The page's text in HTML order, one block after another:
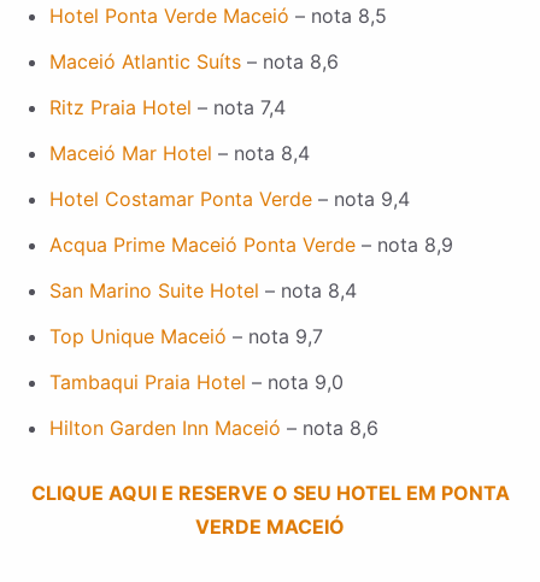
Hotel Ponta Verde Maceió – nota 8,5
Maceió Atlantic Suíts – nota 8,6
Ritz Praia Hotel – nota 7,4
Maceió Mar Hotel – nota 8,4
Hotel Costamar Ponta Verde – nota 9,4
Acqua Prime Maceió Ponta Verde – nota 8,9
San Marino Suite Hotel – nota 8,4
Top Unique Maceió – nota 9,7
Tambaqui Praia Hotel – nota 9,0
Hilton Garden Inn Maceió – nota 8,6
CLIQUE AQUI E RESERVE O SEU HOTEL EM PONTA
VERDE MACEIÓ